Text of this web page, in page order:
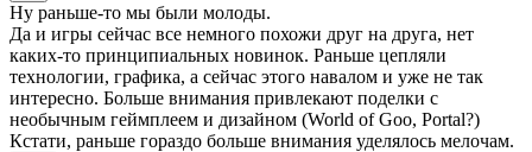
Ну раньше-то мы были молоды.
Да и игры сейчас все немного похожи друг на друга, нет
каких-то принципиальных новинок. Раньше цепляли
технологии, графика, а сейчас этого навалом и уже не так
интересно. Больше внимания привлекают поделки с
необычным геймплеем и дизайном (World of Goo, Portal?)
Кстати, раньше гораздо больше внимания уделялось мелочам.